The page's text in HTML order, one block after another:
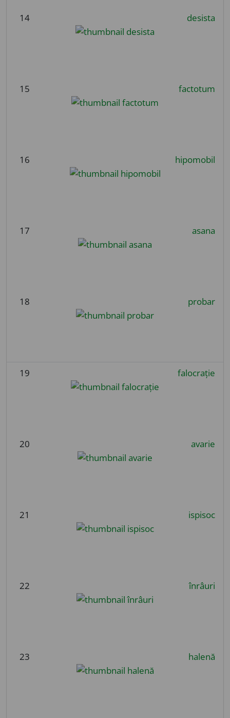
14 desista
15 factotum
16 hipomobil
17 asana
18 probar
19 falocrație
20 avarie
21 ispisoc
22 înrâuri
23 halenă